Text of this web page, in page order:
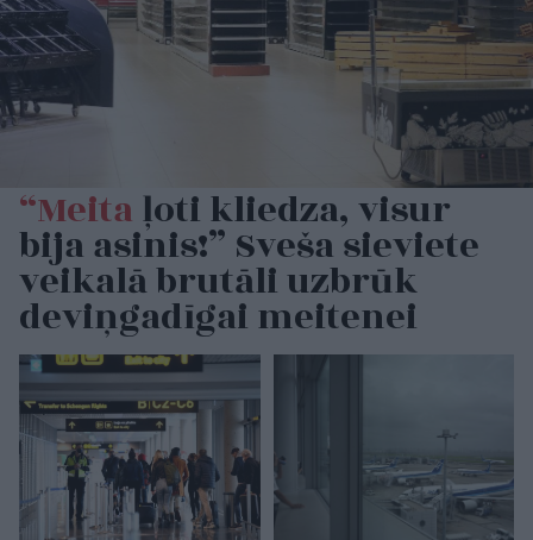
“Meitaļoti kliedza, visur
bija asinis!” Sveša sieviete
veikalā brutāli uzbrūk
deviņgadīgai meitenei